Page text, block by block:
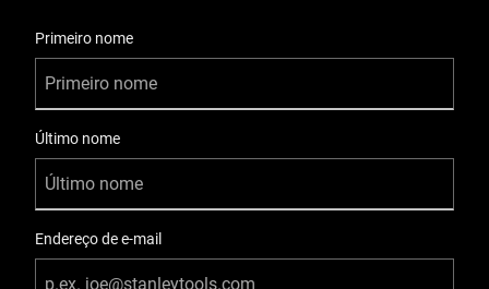
Primeiro nome
Último nome
Endereço de e-mail